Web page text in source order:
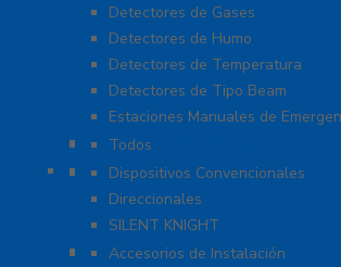
Detectores de Gases
Detectores de Humo
Detectores de Temperatura
Detectores de Tipo Beam
Estaciones Manuales de
Extinción de Incendio
Todos
Fuentes de Alimentación
Dispositivos Convencionales
Direccionales
SILENT KNIGHT
Herramientas
Accesorios de Instalación